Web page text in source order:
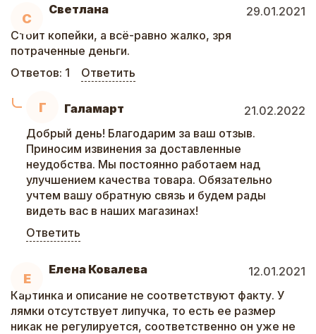
С
Светлана
29.01.2021
Стоит копейки, а всё-равно жалко, зря
потраченные деньги.
Ответов: 1 Ответить
Г Галамарт
21.02.2022
Добрый день! Благодарим за ваш отзыв.
Приносим извинения за доставленные
неудобства. Мы постоянно работаем над
улучшением качества товара. Обязательно
учтем вашу обратную связь и будем рады
видеть вас в наших магазинах!
Ответить
Е
Елена Ковалева
12.01.2021
Картинка и описание не соответствуют факту. У
лямки отсутствует липучка, то есть ее размер
никак не регулируется, соответственно он уже не